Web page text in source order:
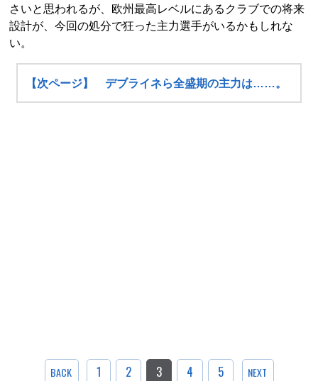
さいと思われるが、欧州最高レベルにあるクラブでの将来
設計が、今回の処分で狂った主力選手がいるかもしれな
い。
【次ページ】 デブライネら全盛期の主力は……。
BACK 1 2 3 4 5 NEXT